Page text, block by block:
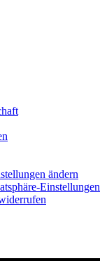
ändern
Einstellungen